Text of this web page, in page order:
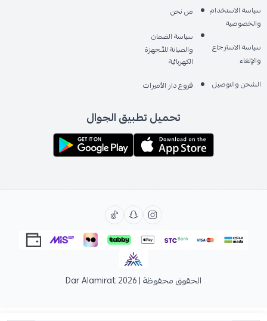
سياسة الاستخدام
والخصوصية
سياسة الاسترجاع
والإلغاء
الشحن والتوصيل
من نحن
سياسة الضمان
والصيانة للأـجهزة
الكهربائية
فروع دار الأميرات
تحميل تطبيق الجوال
الحقوق محفوظة | 2026 Dar Alamirat